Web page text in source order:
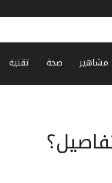
مشاهير صحة تقنية